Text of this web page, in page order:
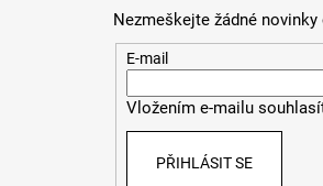
Nezmeškejte žádné novinky
E-mail
Vložením e-mailu
PŘIHLÁSIT SE